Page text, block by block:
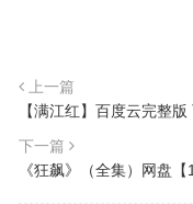
上一篇
【满江红】百度云完整
下一篇
《狂飙》（全集）网盘